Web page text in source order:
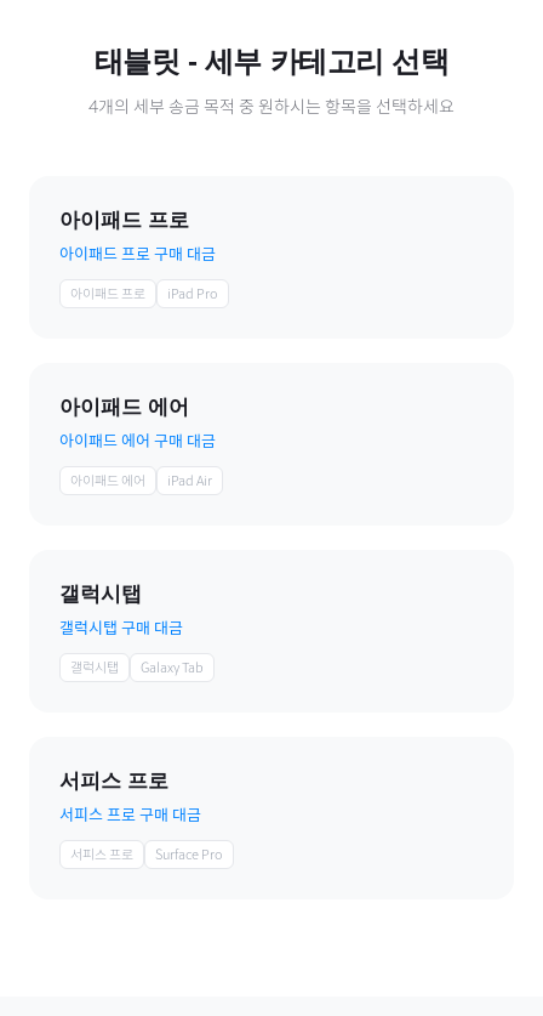
태블릿 - 세부 카테고리 선택
4개의 세부 송금 목적 중 원하시는 항목을 선택하세요
아이패드 프로
아이패드 프로 구매 대금
아이패드 프로 iPad Pro
아이패드 에어
아이패드 에어 구매 대금
아이패드 에어 iPad Air
갤럭시탭
갤럭시탭 구매 대금
갤럭시탭 Galaxy Tab
서피스 프로
서피스 프로 구매 대금
서피스 프로 Surface Pro